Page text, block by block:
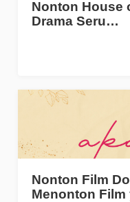
Nonton House
Drama Seru…
Nonton Film
Menonton